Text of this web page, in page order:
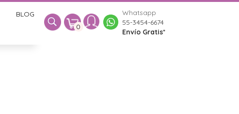
BLOG
0
Whatsapp
55-3454-6674
Envío Gratis*